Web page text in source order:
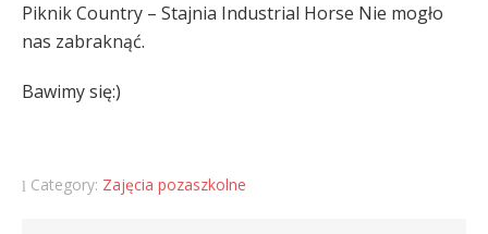
Piknik Country – Stajnia Industrial Horse Nie mogło
nas zabraknąć.
Bawimy się:)
Category: Zajęcia pozaszkolne